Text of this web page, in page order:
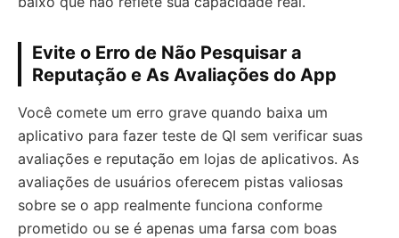
Evite o Erro de Não Pesquisar a
Reputação e As Avaliações do App
Você comete um erro grave quando baixa um
aplicativo para fazer teste de QI sem verificar suas
avaliações e reputação em lojas de aplicativos. As
avaliações de usuários oferecem pistas valiosas
sobre se o app realmente funciona conforme
prometido ou se é apenas uma farsa com boas